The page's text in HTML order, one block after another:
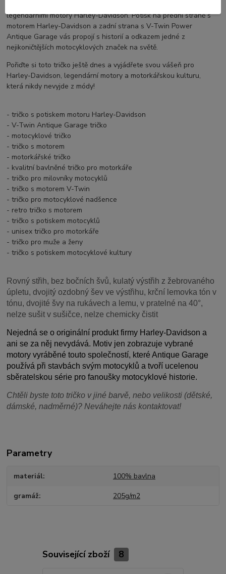
legendárními motory Harley-Davidson. Potisk na přední straně s
motorem Harley-Davidson a zadní strana s V-Twin Power
Antique Garage vás propojí s historií a odkazem jedné z
nejikoničtějších motocyklových značek na světě.
Pořiďte si toto tričko ještě dnes a vyjádřete svou vášeň pro
Harley-Davidson, legendární motory a motorkářskou kulturu,
která nikdy nevyjde z módy!
- tričko s potiskem motoru Harley-Davidson
- V-Twin Antique Garage tričko
- motocyklové tričko
- tričko s motorem
- motorkářské tričko
- kvalitní bavlněné tričko pro motorkáře
- tričko pro milovníky motocyklů
- tričko s motorem V-Twin
- tričko pro motocyklové nadšence
- retro tričko s motorem
- tričko s potiskem motocyklů
- unisex tričko pro motorkáře
- tričko pro muže a ženy
- tričko s potiskem motocyklové kultury
Rovný střih, bez bočních švů, kulatý výstřih z žebrovaného
úpletu, dvojitý ozdobný šev ve výstřihu, krční lemovka tón v
tónu, dvojité švy na rukávech a lemu, v pratelné na 40°,
nelze sušit v sušičce, nelze chemicky čistit
Nejedná se o originální produkt firmy Harley-Davidson a
ani se za něj nevydává. Motiv jen zobrazuje vybrané
motory vyráběné touto společností, které Antique Garage
používá při stavbách svým motocyklů a tvoří ucelenou
sběratelskou série pro fanoušky motocyklové historie.
Chtěli byste toto tričko v jiné barvě, nebo velikosti (dětské,
dámské, nadměrné)? Neváhejte nás kontaktovat!
Parametry
materiál 100% bavlna
gramáž 205g/m2
Související zboží 8